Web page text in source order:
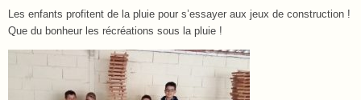
Les enfants profitent de la pluie pour s’essayer aux jeux de construction !
Que du bonheur les récréations sous la pluie !